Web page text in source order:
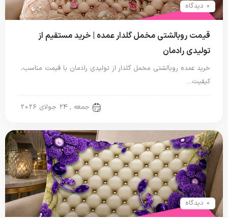
0 دیدگاه
قیمت روبالشتی مخمل گلدار عمده | خرید مستقیم از
تولیدی رادمان
خرید عمده روبالشتی مخمل گلدار از تولیدی رادمان با قیمت مناسب،
کیفیت…
جمعه , 24 جولای 2026
0 دیدگاه